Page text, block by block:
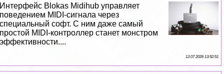
Интерфейс Blokas Midihub управляет
поведением MIDI-сигнала через
специальный софт. С ним даже самый
простой MIDI-контроллер станет монстром
эффективности....
13 07 2026 13:52:51